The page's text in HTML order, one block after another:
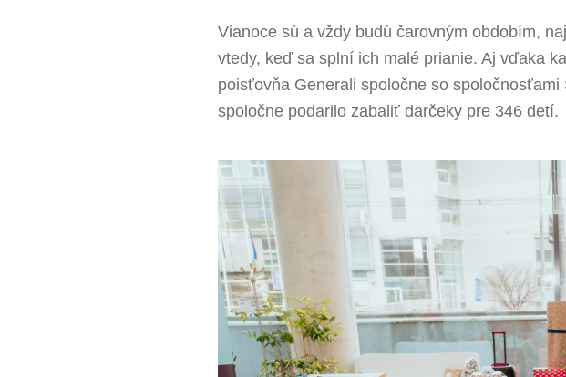
Vianoce sú a vždy budú čarovným obdobím,
vtedy, keď sa splní ich malé prianie. Aj vďaka
poisťovňa Generali spoločne so
spoločne podarilo zabaliť darčeky pre 346 detí.